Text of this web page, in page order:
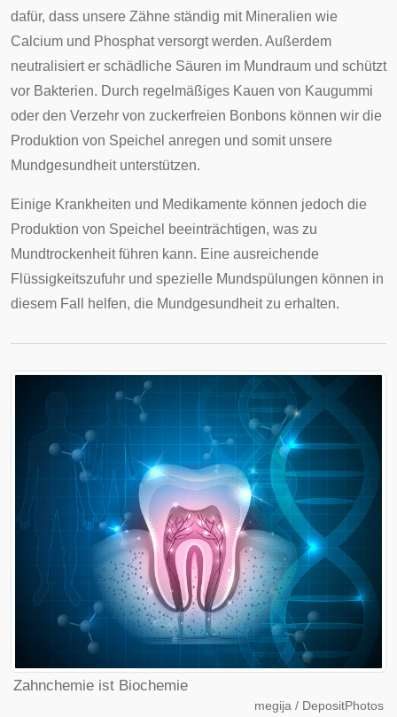
dafür, dass unsere Zähne ständig mit Mineralien wie
Calcium und Phosphat versorgt werden. Außerdem
neutralisiert er schädliche Säuren im Mundraum und schützt
vor Bakterien. Durch regelmäßiges Kauen von Kaugummi
oder den Verzehr von zuckerfreien Bonbons können wir die
Produktion von Speichel anregen und somit unsere
Mundgesundheit unterstützen.
Einige Krankheiten und Medikamente können jedoch die
Produktion von Speichel beeinträchtigen, was zu
Mundtrockenheit führen kann. Eine ausreichende
Flüssigkeitszufuhr und spezielle Mundspülungen können in
diesem Fall helfen, die Mundgesundheit zu erhalten.
Zahnchemie ist Biochemie
megija / DepositPhotos